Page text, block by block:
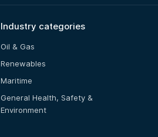
Industry categories
Oil & Gas
Renewables
Maritime
General Health, Safety &
Environment